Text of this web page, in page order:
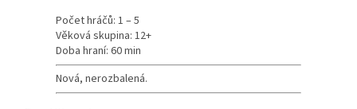
Počet hráčů: 1 – 5
Věková skupina: 12+
Doba hraní: 60 min
Nová, nerozbalená.